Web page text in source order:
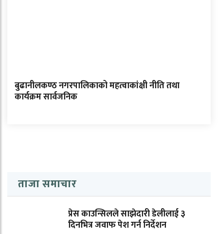
बुढानीलकण्ठ नगरपालिकाको महत्वाकांक्षी नीति तथा
कार्यक्रम सार्वजनिक
ताजा समाचार
प्रेस काउन्सिलले साझेदारी डेलीलाई ३
दिनभित्र जवाफ पेश गर्न निर्देशन